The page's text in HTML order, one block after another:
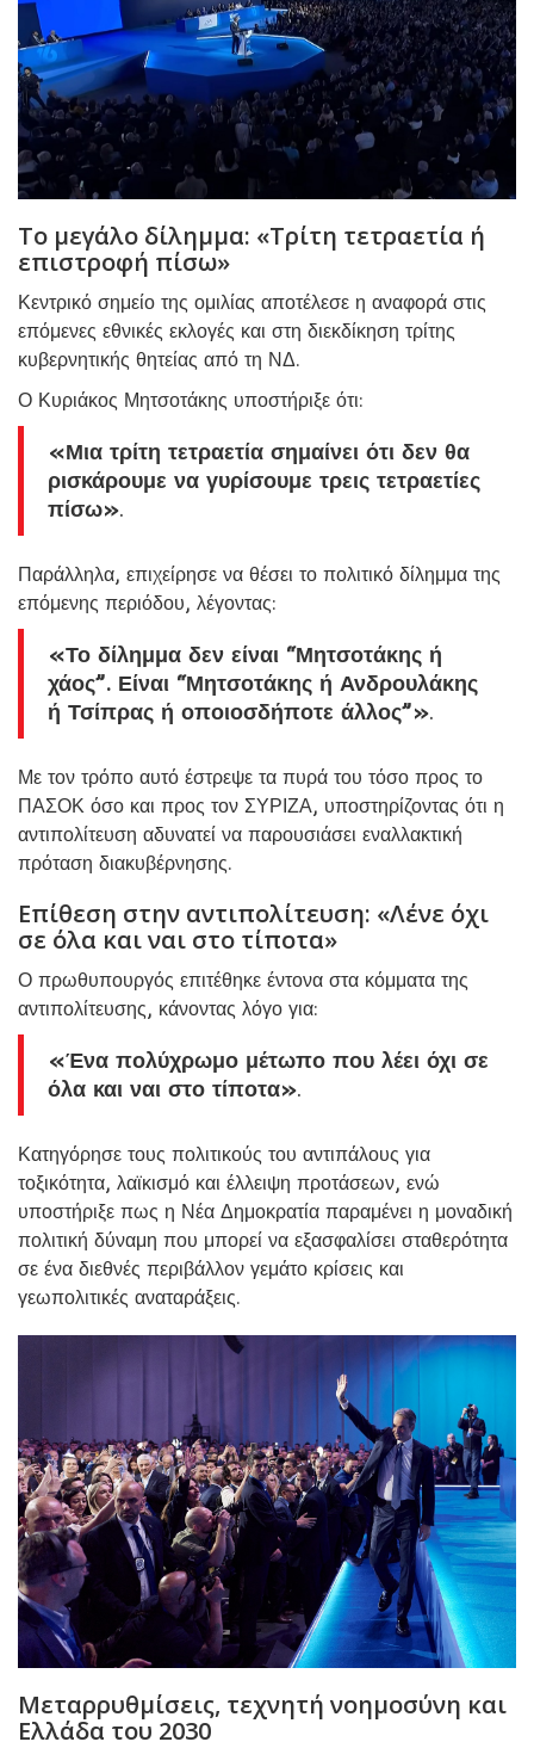
Το μεγάλο δίλημμα: «Τρίτη τετραετία ή
επιστροφή πίσω»
Κεντρικό σημείο της ομιλίας αποτέλεσε η αναφορά στις
επόμενες εθνικές εκλογές και στη διεκδίκηση τρίτης
κυβερνητικής θητείας από τη ΝΔ.
Ο Κυριάκος Μητσοτάκης υποστήριξε ότι:
«Μια τρίτη τετραετία σημαίνει ότι δεν θα
ρισκάρουμε να γυρίσουμε τρεις τετραετίες
πίσω».
Παράλληλα, επιχείρησε να θέσει το πολιτικό δίλημμα της
επόμενης περιόδου, λέγοντας:
«Το δίλημμα δεν είναι “Μητσοτάκης ή
χάος”. Είναι “Μητσοτάκης ή Ανδρουλάκης
ή Τσίπρας ή οποιοσδήποτε άλλος”».
Με τον τρόπο αυτό έστρεψε τα πυρά του τόσο προς το
ΠΑΣΟΚ όσο και προς τον ΣΥΡΙΖΑ, υποστηρίζοντας ότι η
αντιπολίτευση αδυνατεί να παρουσιάσει εναλλακτική
πρόταση διακυβέρνησης.
Επίθεση στην αντιπολίτευση: «Λένε όχι
σε όλα και ναι στο τίποτα»
Ο πρωθυπουργός επιτέθηκε έντονα στα κόμματα της
αντιπολίτευσης, κάνοντας λόγο για:
«Ένα πολύχρωμο μέτωπο που λέει όχι σε
όλα και ναι στο τίποτα».
Κατηγόρησε τους πολιτικούς του αντιπάλους για
τοξικότητα, λαϊκισμό και έλλειψη προτάσεων, ενώ
υποστήριξε πως η Νέα Δημοκρατία παραμένει η μοναδική
πολιτική δύναμη που μπορεί να εξασφαλίσει σταθερότητα
σε ένα διεθνές περιβάλλον γεμάτο κρίσεις και
γεωπολιτικές αναταράξεις.
Μεταρρυθμίσεις, τεχνητή νοημοσύνη και
Ελλάδα του 2030